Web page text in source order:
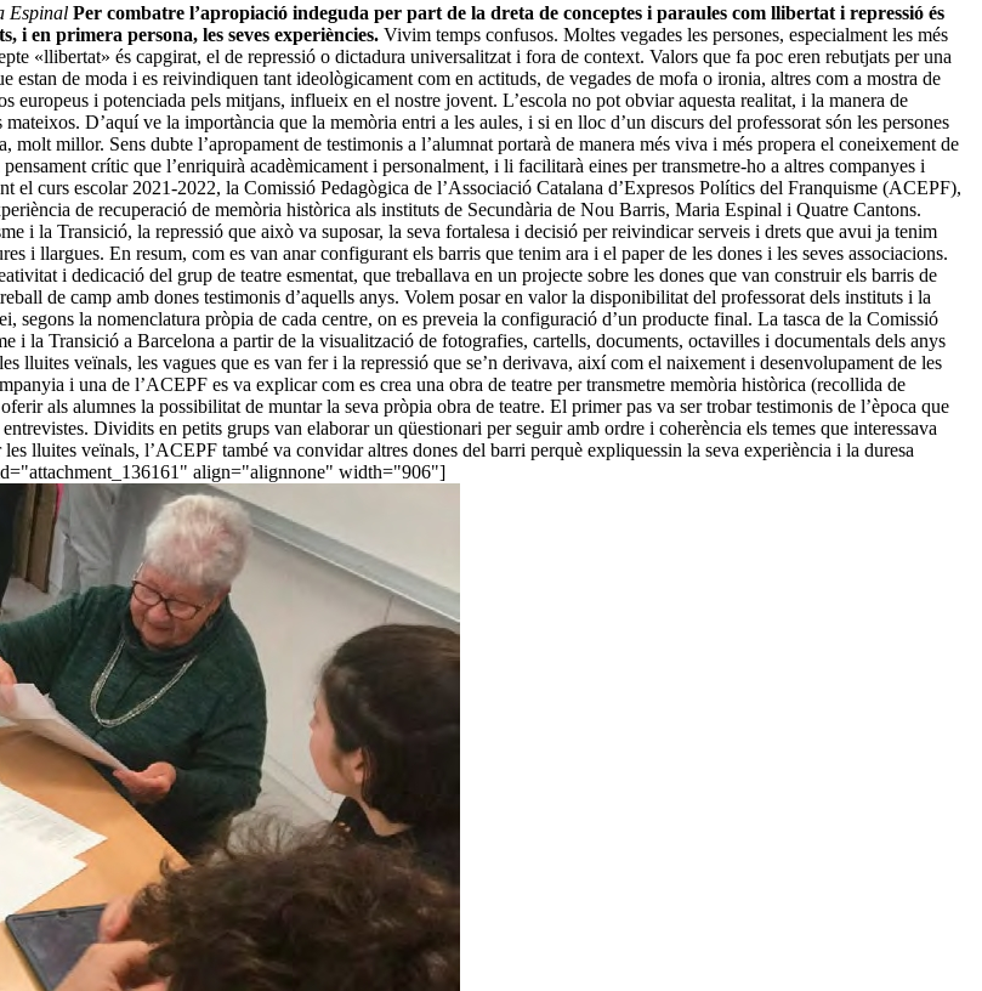
Espinal Per combatre l’apropiació indeguda per part de la dreta de conceptes i paraules com llibertat i repressió és
i en primera persona, les seves experiències. Vivim temps confusos. Moltes vegades les persones, especialment les més
«llibertat» és capgirat, el de repressió o dictadura universalitzat i fora de context. Valors que fa poc eren rebutjats per una
estan de moda i es reivindiquen tant ideològicament com en actituds, de vegades de mofa o ironia, altres com a mostra de
europeus i potenciada pels mitjans, influeix en el nostre jovent. L’escola no pot obviar aquesta realitat, i la manera de
D’aquí ve la importància que la memòria entri a les aules, i si en lloc d’un discurs del professorat són les persones
millor. Sens dubte l’apropament de testimonis a l’alumnat portarà de manera més viva i més propera el coneixement de
crític que l’enriquirà acadèmicament i personalment, i li facilitarà eines per transmetre-ho a altres companyes i
curs escolar 2021-2022, la Comissió Pedagògica de l’Associació Catalana d’Expresos Polítics del Franquisme (ACEPF),
de recuperació de memòria històrica als instituts de Secundària de Nou Barris, Maria Espinal i Quatre Cantons.
i la Transició, la repressió que això va suposar, la seva fortalesa i decisió per reivindicar serveis i drets que avui ja tenim
i llargues. En resum, com es van anar configurant els barris que tenim ara i el paper de les dones i les seves associacions.
i dedicació del grup de teatre esmentat, que treballava en un projecte sobre les dones que van construir els barris de
de camp amb dones testimonis d’aquells anys. Volem posar en valor la disponibilitat del professorat dels instituts i la
segons la nomenclatura pròpia de cada centre, on es preveia la configuració d’un producte final. La tasca de la Comissió
la Transició a Barcelona a partir de la visualització de fotografies, cartells, documents, octavilles i documentals dels anys
lluites veïnals, les vagues que es van fer i la repressió que se’n derivava, així com el naixement i desenvolupament de les
i una de l’ACEPF es va explicar com es crea una obra de teatre per transmetre memòria històrica (recollida de
als alumnes la possibilitat de muntar la seva pròpia obra de teatre. El primer pas va ser trobar testimonis de l’època que
Dividits en petits grups van elaborar un qüestionari per seguir amb ordre i coherència els temes que interessava
lluites veïnals, l’ACEPF també va convidar altres dones del barri perquè expliquessin la seva experiència i la duresa
id="attachment_136161" align="alignnone" width="906"]